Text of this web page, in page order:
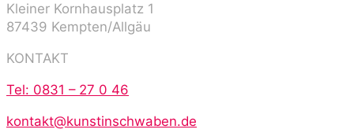
Kleiner Kornhausplatz 1
87439 Kempten/Allgäu
KONTAKT
Tel: 0831 – 27 0 46
kontakt@kunstinschwaben.de